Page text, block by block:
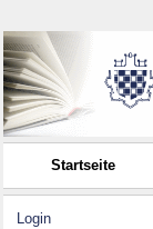
Startseite
Login